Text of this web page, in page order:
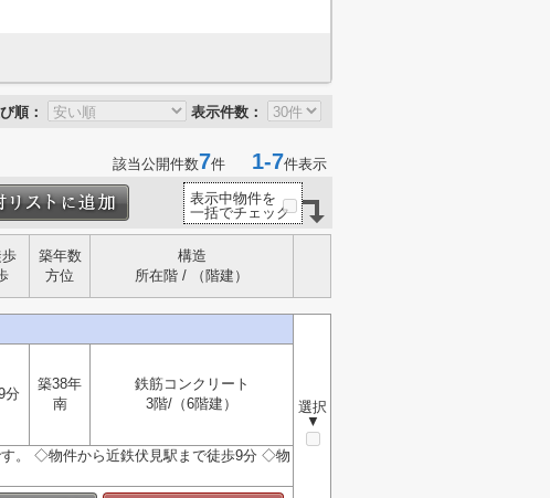
順： 表示件数：
該当公開件数7件 1-7件表示
表示中物件を
一括でチェック
築年数
方位
構造
所在階 / （階建）
選択
▼
分
築38年
南
鉄筋コンクリート
3階/（6階建）
。 ◇物件から近鉄伏見駅まで徒歩9分 ◇物